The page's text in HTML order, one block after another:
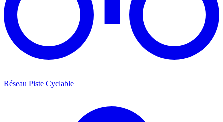
Réseau Piste Cyclable